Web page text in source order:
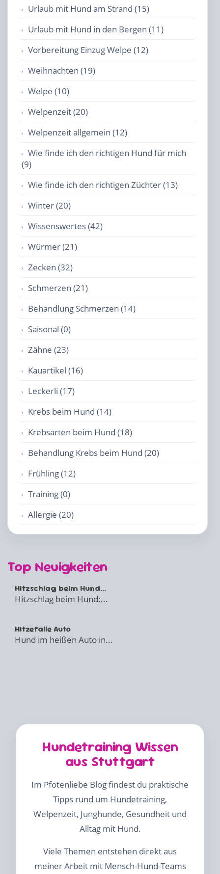
Urlaub mit Hund am Strand (15)
Urlaub mit Hund in den Bergen (11)
Vorbereitung Einzug Welpe (12)
Weihnachten (19)
Welpe (10)
Welpenzeit (20)
Welpenzeit allgemein (12)
Wie finde ich den richtigen Hund für mich
(9)
Wie finde ich den richtigen Züchter (13)
Winter (20)
Wissenswertes (42)
Würmer (21)
Zecken (32)
Schmerzen (21)
Behandlung Schmerzen (14)
Saisonal (0)
Zähne (23)
Kauartikel (16)
Leckerli (17)
Krebs beim Hund (14)
Krebsarten beim Hund (18)
Behandlung Krebs beim Hund (20)
Frühling (12)
Training (0)
Allergie (20)
Top Neuigkeiten
Hitzschlag beim Hund...
Hitzschlag beim Hund:...
Hitzefalle Auto
Hund im heißen Auto in...
Hundetraining Wissen
aus Stuttgart
Im Pfotenliebe Blog findest du praktische
Tipps rund um Hundetraining,
Welpenzeit, Junghunde, Gesundheit und
Alltag mit Hund.
Viele Themen entstehen direkt aus
meiner Arbeit mit Mensch-Hund-Teams